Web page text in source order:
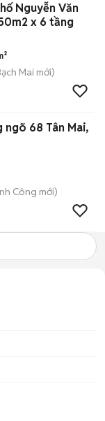
Nguyễn Văn
x 6 tầng
Mai mới)
ngõ 68 Tân Mai,
Công mới)